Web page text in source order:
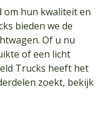
om hun kwaliteit en
bieden we de
Of u nu
of een licht
Trucks heeft het
zoekt, bekijk